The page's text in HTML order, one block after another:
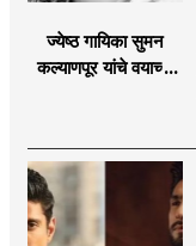
ज्येष्ठ गायिका सुमन
कल्याणपूर यांचे वयाच्या